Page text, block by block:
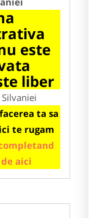
este
liber
ta sa
te rugam
aici